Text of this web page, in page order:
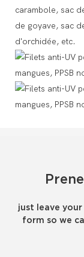
carambole, sac
de goyave, sac
d'orchidée, etc.
just leave
form so we